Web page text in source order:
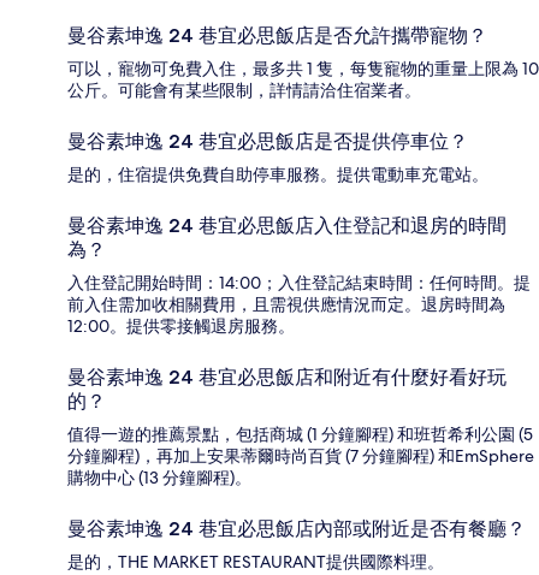
曼谷素坤逸 24 巷宜必思飯店是否允許攜帶寵物？
可以，寵物可免費入住，最多共 1 隻，每隻寵物的重量上限為 10
公斤。可能會有某些限制，詳情請洽住宿業者。
曼谷素坤逸 24 巷宜必思飯店是否提供停車位？
是的，住宿提供免費自助停車服務。提供電動車充電站。
曼谷素坤逸 24 巷宜必思飯店入住登記和退房的時間
為？
入住登記開始時間：14:00；入住登記結束時間：任何時間。提
前入住需加收相關費用，且需視供應情況而定。退房時間為
12:00。提供零接觸退房服務。
曼谷素坤逸 24 巷宜必思飯店和附近有什麼好看好玩
的？
值得一遊的推薦景點，包括商城 (1 分鐘腳程) 和班哲希利公園 (5
分鐘腳程)，再加上安果蒂爾時尚百貨 (7 分鐘腳程) 和EmSphere
購物中心 (13 分鐘腳程)。
曼谷素坤逸 24 巷宜必思飯店內部或附近是否有餐廳？
是的，THE MARKET RESTAURANT提供國際料理。